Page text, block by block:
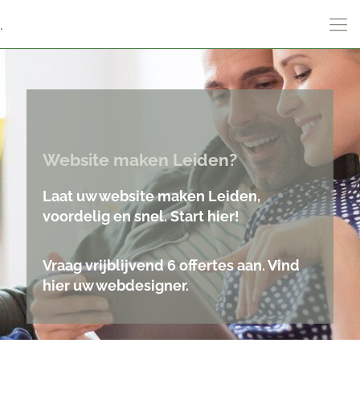
.
Website maken Leiden?
Laat uw website maken Leiden,
voordelig en snel. Start hier!
Vraag vrijblijvend 6 offertes aan. Vind
hier uw webdesigner.